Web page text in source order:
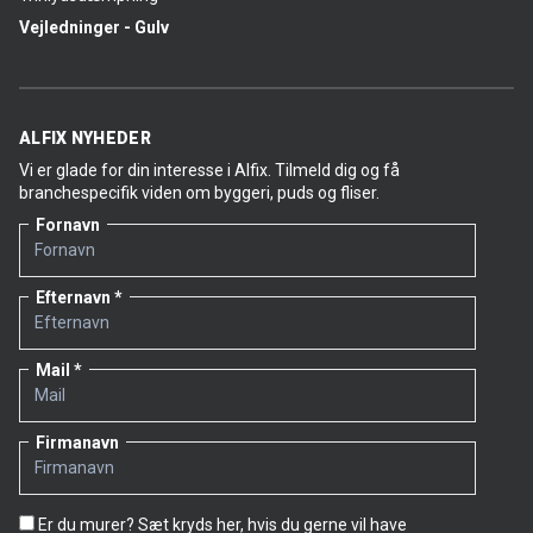
Vejledninger - Gulv
ALFIX NYHEDER
Vi er glade for din interesse i Alfix. Tilmeld dig og få
branchespecifik viden om byggeri, puds og fliser.
Fornavn
Efternavn
Mail
Firmanavn
Er du murer? Sæt kryds her, hvis du gerne vil have